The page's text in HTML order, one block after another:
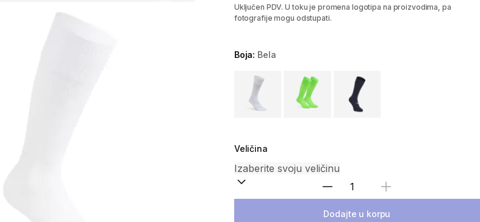
Uključen PDV. U toku je promena logotipa na proizvodima, pa
fotografije mogu odstupati.
Boja: Bela
Choose a variant
Veličina
Izaberi količinu
Dodajte u korpu